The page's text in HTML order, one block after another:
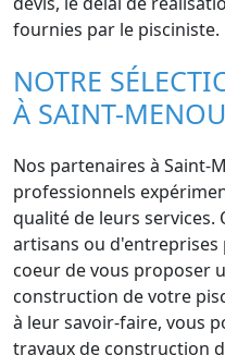
fournies par le pisciniste.
NOTRE
À SAINT-
Nos partenaires à Saint-
professionnels
qualité de leurs services.
artisans ou
coeur de vous proposer
construction de votre
à leur savoir-faire, vous
travaux de construction